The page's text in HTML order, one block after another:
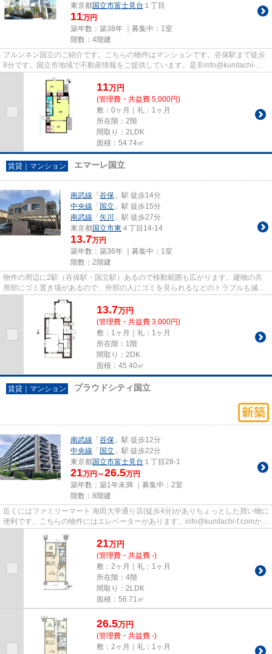
東京都国立市富士見台 １丁目
11万円
築年数：築38年 ｜募集中： 1室
階数：4階建
ブルンネン国立のご紹介です。こちらの物件はマンションです。谷保駅まで徒歩
8分です。国立市地域で不動産情報をご提供しています。是非info@kunitachi-
f.comからご連絡ください。
11万円
(管理費・共益費 5,000円)
敷：0ヶ月｜礼：1ヶ月
所在階：2階
間取り：2LDK
面積：54.74㎡
賃貸｜マンション エマーレ国立
南武線 「 谷保 」駅 徒歩14分
中央線 「 国立 」駅 徒歩15分
南武線 「 矢川
」駅 徒歩27分
東京都国立市東 ４丁目14-14
13.7万円
築年数：築36年 ｜募集中： 1室
階数：2階建
物件の周辺に2駅（谷保駅・国立駅）あるので移動範囲も広がります。建物の共
用部にゴミ置き場があるので、外部の人にゴミを見られるなどのトラブルも減ら
せます。こちらの物件はマンシ...
13.7万円
(管理費・共益費 3,000円)
敷：1ヶ月｜礼：1ヶ月
所在階：1階
間取り：2DK
面積：45.40㎡
賃貸｜マンション プラウドシティ国立
南武線 「 谷保 」駅 徒歩12分
中央線 「 国立 」駅 徒歩22分
東京都国立市富士見台 １丁目28-1
21万円～26.5万円
築年数：築1年未満 ｜募集中： 2室
階数：8階建
近くにはファミリーマート 海田大学通り店(徒歩4分)がありちょっとした買い物に
便利です。こちらの物件にはエレベーターがあります。info@kunitachi-f.comから
21万円
(管理費・共益費 -)
敷：2ヶ月｜礼：1ヶ月
所在階：4階
間取り：2LDK
面積：56.71㎡
26.5万円
(管理費・共益費 -)
敷：2ヶ月｜礼：1ヶ月